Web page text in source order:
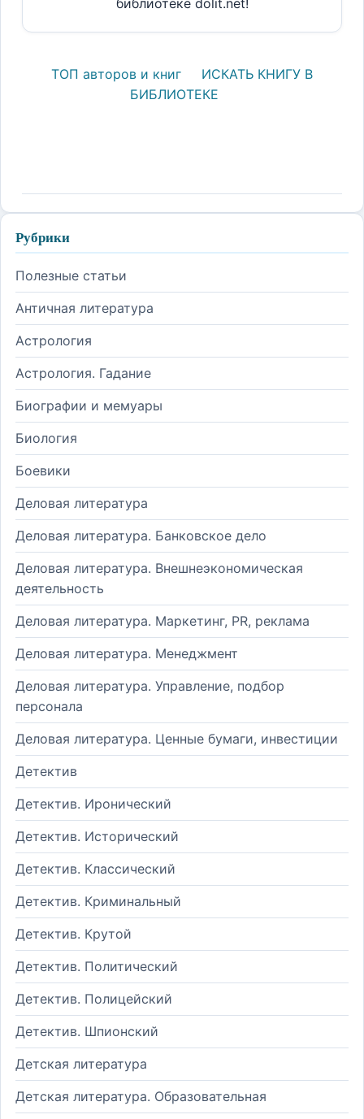
ТОП авторов и книг
ИСКАТЬ КНИГУ В
БИБЛИОТЕКЕ
Рубрики
Полезные статьи
Античная литература
Астрология
Астрология. Гадание
Биографии и мемуары
Биология
Боевики
Деловая литература
Деловая литература. Банковское дело
Деловая литература. Внешнеэкономическая
деятельность
Деловая литература. Маркетинг, PR, реклама
Деловая литература. Менеджмент
Деловая литература. Управление, подбор
персонала
Деловая литература. Ценные бумаги, инвестиции
Детектив
Детектив. Иронический
Детектив. Исторический
Детектив. Классический
Детектив. Криминальный
Детектив. Крутой
Детектив. Политический
Детектив. Полицейский
Детектив. Шпионский
Детская литература
Детская литература. Образовательная